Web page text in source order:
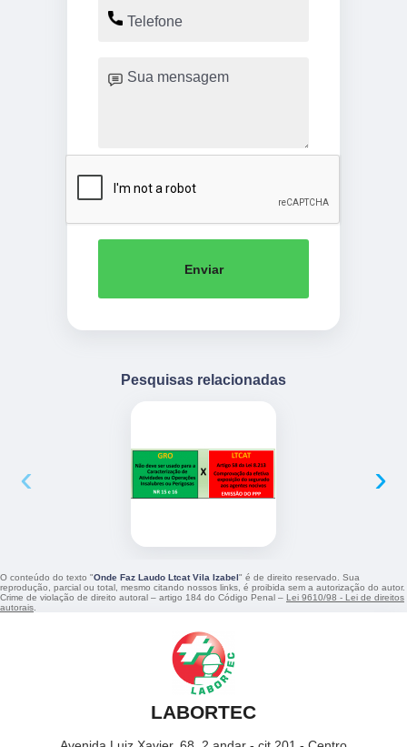
Enviar
Pesquisas relacionadas
‹ ›
O conteúdo do texto "Onde Faz Laudo Ltcat Vila Izabel" é de direito reservado. Sua
reprodução, parcial ou total, mesmo citando nossos links, é proibida sem a autorização do autor.
Crime de violação de direito autoral – artigo 184 do Código Penal – Lei 9610/98 - Lei de direitos
autorais
LABORTEC